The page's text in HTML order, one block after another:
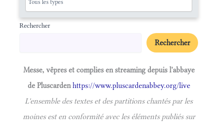
Rechercher
Rechercher
Messe, vêpres et complies en streaming depuis l'abbaye
de Pluscardenhttps://www.pluscardenabbey.org/live
L'ensemble des textes et des partitions chantés par les
moines est en conformité avec les éléments publiés sur